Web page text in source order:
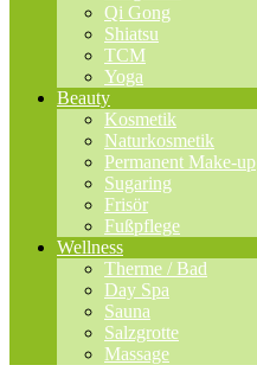
Qi Gong
Shiatsu
TCM
Yoga
Beauty
Kosmetik
Naturkosmetik
Permanent Make-up
Sugaring
Frisör
Fußpflege
Wellness
Therme / Bad
Day Spa
Sauna
Salzgrotte
Massage